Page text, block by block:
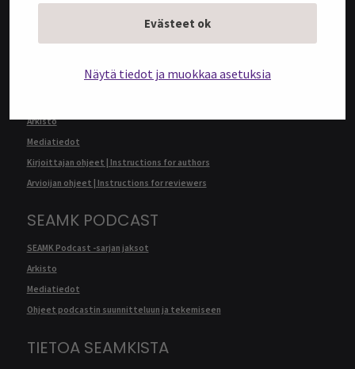
Evästeet ok
Näytä tiedot ja muokkaa asetuksia
SEAMK JOURNAL
Arkisto
Mediatiedot
Kirjoittajan ohjeet | Instructions for authors
Arvioijan ohjeet | Instructions for reviewers
SEAMK PODCAST
SEAMK Podcast -sarjan jaksot
Arkisto
Mediatiedot
Ohjeet podcastin suunnitteluun ja tekemiseen
TIETOA SEAMKISTA